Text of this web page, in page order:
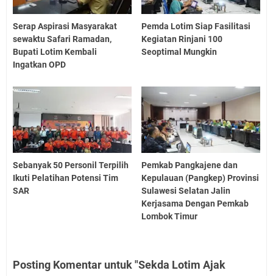
Serap Aspirasi Masyarakat
sewaktu Safari Ramadan,
Bupati Lotim Kembali
Ingatkan OPD
Pemda Lotim Siap Fasilitasi
Kegiatan Rinjani 100
Seoptimal Mungkin
Sebanyak 50 Personil Terpilih
Ikuti Pelatihan Potensi Tim
SAR
Pemkab Pangkajene dan
Kepulauan (Pangkep) Provinsi
Sulawesi Selatan Jalin
Kerjasama Dengan Pemkab
Lombok Timur
Posting Komentar untuk "Sekda Lotim Ajak